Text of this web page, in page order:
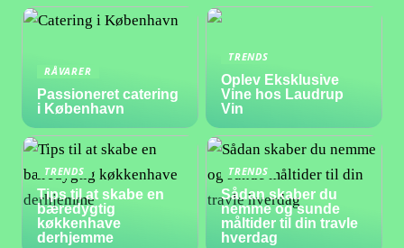
RÅVARER
Passioneret catering
i København
TRENDS
Oplev Eksklusive
Vine hos Laudrup
Vin
TRENDS
Tips til at skabe en
bæredygtig
køkkenhave
derhjemme
TRENDS
Sådan skaber du
nemme og sunde
måltider til din travle
hverdag